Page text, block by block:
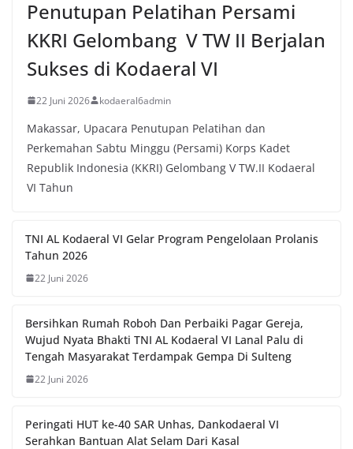
Penutupan Pelatihan Persami
KKRI Gelombang V TW II Berjalan
Sukses di Kodaeral VI
22 Juni 2026 kodaeral6admin
Makassar, Upacara Penutupan Pelatihan dan
Perkemahan Sabtu Minggu (Persami) Korps Kadet
Republik Indonesia (KKRI) Gelombang V TW.II Kodaeral
VI Tahun
TNI AL Kodaeral VI Gelar Program Pengelolaan Prolanis
Tahun 2026
22 Juni 2026
Bersihkan Rumah Roboh Dan Perbaiki Pagar Gereja,
Wujud Nyata Bhakti TNI AL Kodaeral VI Lanal Palu di
Tengah Masyarakat Terdampak Gempa Di Sulteng
22 Juni 2026
Peringati HUT ke-40 SAR Unhas, Dankodaeral VI
Serahkan Bantuan Alat Selam Dari Kasal